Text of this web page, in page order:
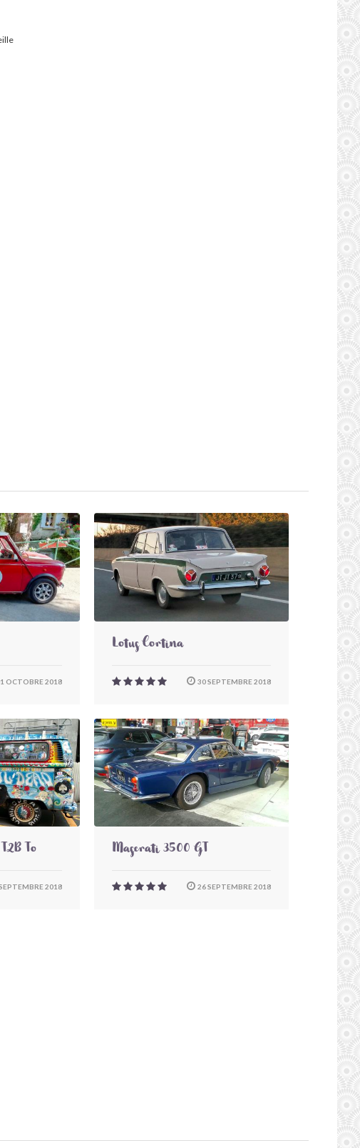
OCTOBRE 2018
Lotus Cortina
30 SEPTEMBRE 2018
To
2018
Maserati 3500 GT
26 SEPTEMBRE 2018